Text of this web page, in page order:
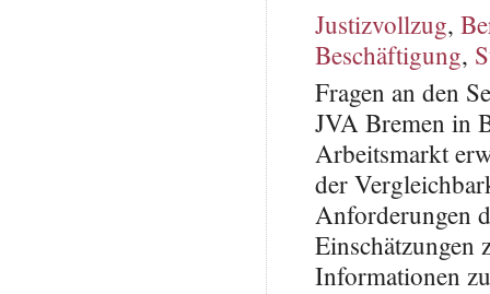
Justizvollzug,
Beschäftigung,
Fragen an den
JVA Bremen in
Arbeitsmarkt
der
Anforderungen
Informationen